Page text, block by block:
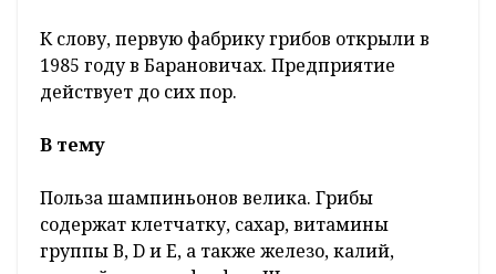
К слову, первую фабрику грибов открыли в
1985 году в Барановичах. Предприятие
действует до сих пор.
В тему
Польза шампиньонов велика. Грибы
содержат клетчатку, сахар, витамины
группы В, D и Е, а также железо, калий,